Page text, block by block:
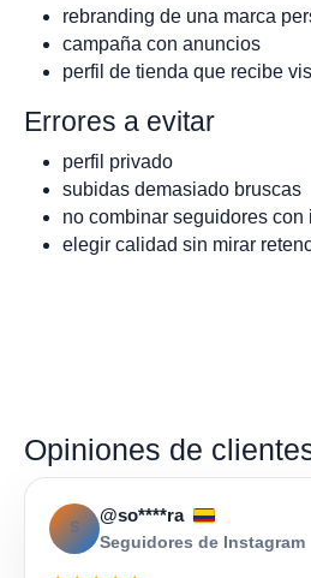
rebranding de una marca
campaña con anuncios
perfil de tienda que recibe
Errores a evitar
perfil privado
subidas demasiado bruscas
no combinar seguidores con
elegir calidad sin mirar
Opiniones de
S
@so****ra
Seguidores de Instagram